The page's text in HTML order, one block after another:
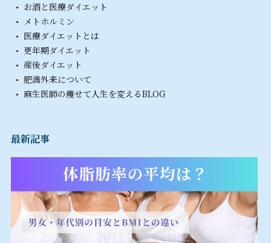
お酒と医療ダイエット
メトホルミン
医療ダイエットとは
更年期ダイエット
産後ダイエット
肥満外来について
麻生医師の痩せて人生を変えるBLOG
最新記事